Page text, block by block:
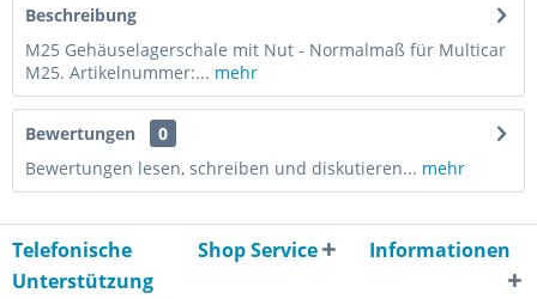
Beschreibung
M25 Gehäuselagerschale mit Nut - Normalmaß für Multicar
M25. Artikelnummer:... mehr
Bewertungen
0
Bewertungen lesen, schreiben und diskutieren... mehr
Telefonische
Unterstützung
Shop Service Informationen